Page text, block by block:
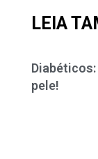
LEIA
pele!